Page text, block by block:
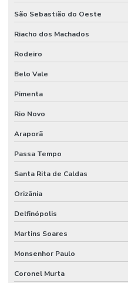
São Sebastião do Oeste
Riacho dos Machados
Rodeiro
Belo Vale
Pimenta
Rio Novo
Araporã
Passa Tempo
Santa Rita de Caldas
Orizânia
Delfinópolis
Martins Soares
Monsenhor Paulo
Coronel Murta